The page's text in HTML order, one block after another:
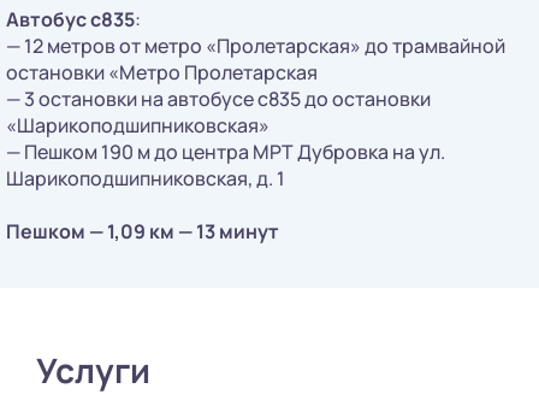
Автобус с835:
— 12 метров от метро «Пролетарская» до трамвайной
остановки «Метро Пролетарская
— 3 остановки на автобусе с835 до остановки
«Шарикоподшипниковская»
— Пешком 190 м до центра МРТ Дубровка на ул.
Шарикоподшипниковская, д. 1
Пешком — 1,09 км — 13 минут
Услуги